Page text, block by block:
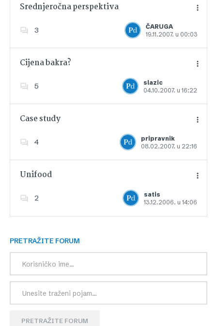
Srednjeročna perspektiva
3
ČARUGA
19.11.2007. u 00:03
Dodajte u favorite
Cijena bakra?
5
slazic
04.10.2007. u 16:22
Dodajte u favorite
Case study
4
pripravnik
08.02.2007. u 22:16
Dodajte u favorite
Unifood
2
satis
13.12.2006. u 14:06
Dodajte u favorite
PRETRAŽITE FORUM
PRETRAŽITE FORUM